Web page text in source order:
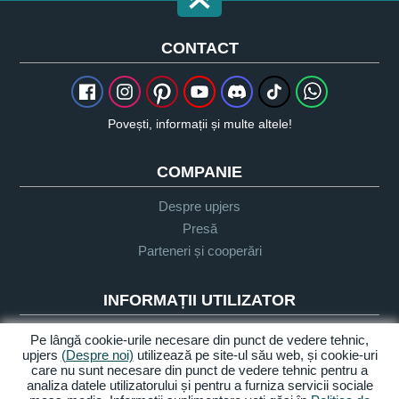
CONTACT
Povești, informații și multe altele!
COMPANIE
Despre upjers
Presă
Parteneri și cooperări
INFORMAȚII UTILIZATOR
Glosar
Orientare Let's Play
Sprijin
Pe lângă cookie-urile necesare din punct de vedere tehnic,
upjers (Despre noi) utilizează pe site-ul său web, și cookie-uri
care nu sunt necesare din punct de vedere tehnic pentru a
analiza datele utilizatorului și pentru a furniza servicii sociale